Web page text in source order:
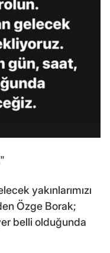
yakınlarımızı
Özge Borak;
belli olduğunda